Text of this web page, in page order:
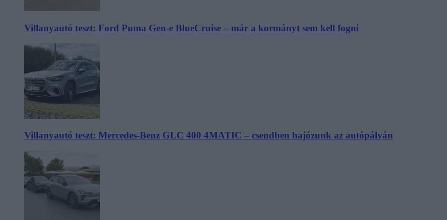
Villanyautó teszt: Ford Puma Gen-e BlueCruise – már a kormányt sem kell fogni
Villanyautó teszt: Mercedes-Benz GLC 400 4MATIC – csendben hajózunk az autópályán